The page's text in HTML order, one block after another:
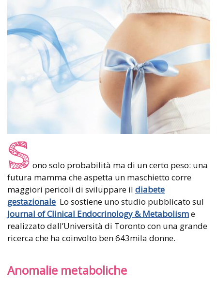
S ono solo probabilità ma di un certo peso: una
futura mamma che aspetta un maschietto corre
maggiori pericoli di sviluppare il diabete
gestazionale Lo sostiene uno studio pubblicato sul
Journal of Clinical Endocrinology & Metabolisme
realizzato dall’Università di Toronto con una grande
ricerca che ha coinvolto ben 643mila donne.
Anomalie metaboliche